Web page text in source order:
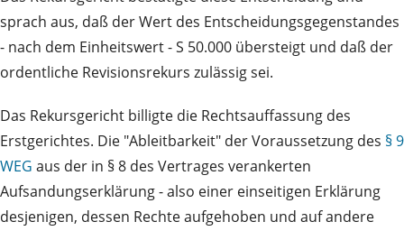
sprach aus, daß der Wert des Entscheidungsgegenstandes
- nach dem Einheitswert - S 50.000 übersteigt und daß der
ordentliche Revisionsrekurs zulässig sei.
Das Rekursgericht billigte die Rechtsauffassung des
Erstgerichtes. Die "Ableitbarkeit" der Voraussetzung des § 9
WEG aus der in § 8 des Vertrages verankerten
Aufsandungserklärung - also einer einseitigen Erklärung
desjenigen, dessen Rechte aufgehoben und auf andere